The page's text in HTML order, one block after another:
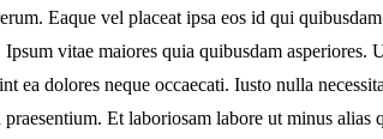
Eaque vel placeat ipsa eos id qui
vitae maiores quia quibusdam
ea dolores neque occaecati. Iusto nulla
Et laboriosam labore ut minus